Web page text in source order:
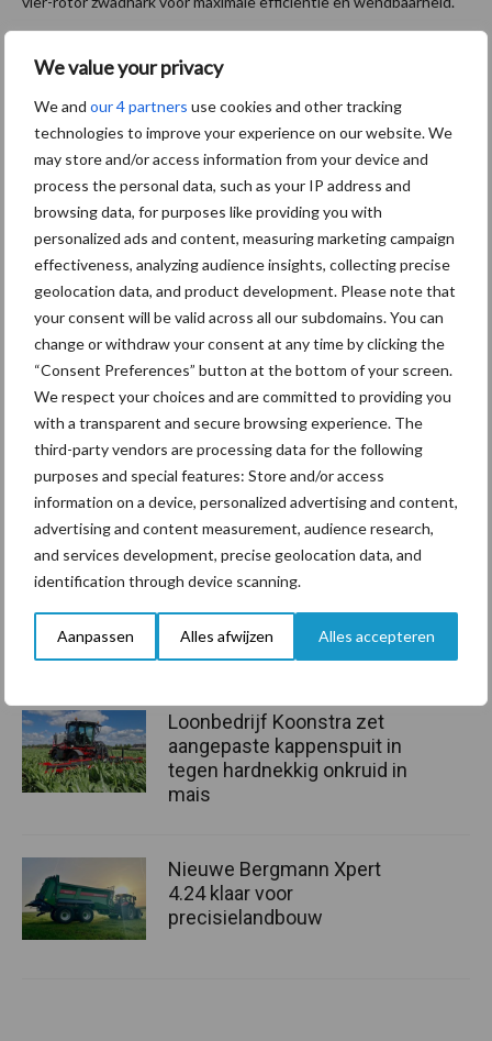
We value your privacy
We and our 4 partners use cookies and other tracking
technologies to improve your experience on our website. We
may store and/or access information from your device and
process the personal data, such as your IP address and
browsing data, for purposes like providing you with
personalized ads and content, measuring marketing campaign
effectiveness, analyzing audience insights, collecting precise
geolocation data, and product development. Please note that
your consent will be valid across all our subdomains. You can
change or withdraw your consent at any time by clicking the
“Consent Preferences” button at the bottom of your screen.
We respect your choices and are committed to providing you
with a transparent and secure browsing experience. The
third-party vendors are processing data for the following
purposes and special features: Store and/or access
information on a device, personalized advertising and content,
advertising and content measurement, audience research,
and services development, precise geolocation data, and
identification through device scanning.
Aanpassen Alles afwijzen Alles accepteren
Maak hier uw keuze:
bemesting Diergezondheid
Toon meer
Gerelateerde artikelen mechanisatie
Kantstrooien op grasland,
Loonbedrijf Koonstra zet
aangepaste kappenspuit in
tegen hardnekkig onkruid in
mais
Nieuwe Bergmann Xpert
4.24 klaar voor
precisielandbouw